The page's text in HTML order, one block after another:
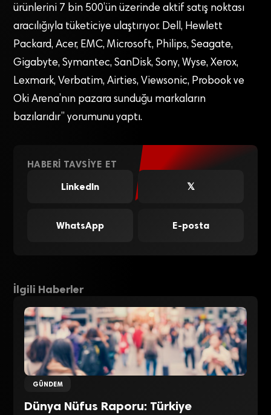
ürünlerini 7 bin 500’ün üzerinde aktif satış noktası
aracılığıyla tüketiciye ulaştırıyor. Dell, Hewlett
Packard, Acer, EMC, Microsoft, Philips, Seagate,
Gigabyte, Symantec, SanDisk, Sony, Wyse, Xerox,
Lexmark, Verbatim, Airties, Viewsonic, Probook ve
Oki Arena’nın pazara sunduğu markaların
bazılarıdır” yorumunu yaptı.
HABERI TAVSIYE ET
LinkedIn
𝕏
WhatsApp E-posta
İlgili Haberler
GÜNDEM
Dünya Nüfus Raporu: Türkiye